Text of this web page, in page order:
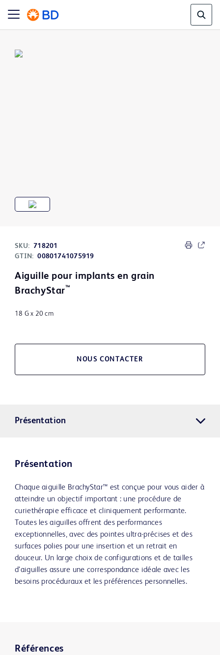
SKU:
718201
GTIN: 00801741075919
Aiguille pour implants en grain
BrachyStar™
18 G x 20 cm
NOUS CONTACTER
Présentation
Présentation
Chaque aiguille BrachyStar™ est conçue pour vous aider à
atteindre un objectif important : une procédure de
curiethérapie efficace et cliniquement performante.
Toutes les aiguilles offrent des performances
exceptionnelles, avec des pointes ultra-précises et des
surfaces polies pour une insertion et un retrait en
douceur. Un large choix de configurations et de tailles
d’aiguilles assure une correspondance idéale avec les
besoins procéduraux et les préférences personnelles.
Références